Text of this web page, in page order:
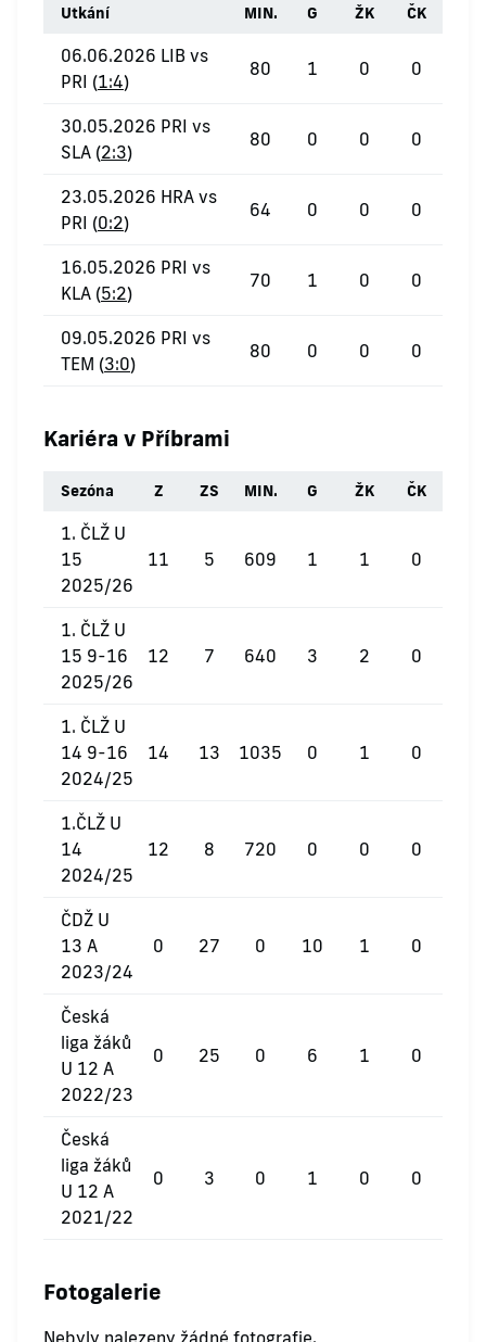
Utkání MIN. G ŽK ČK
06.06.2026 LIB vs
PRI (1:4)
80 1 0 0
30.05.2026 PRI vs
SLA (2:3)
80 0 0 0
23.05.2026 HRA vs
PRI (0:2)
64 0 0 0
16.05.2026 PRI vs
KLA (5:2)
70 1 0 0
09.05.2026 PRI vs
TEM (3:0)
80 0 0 0
Kariéra v Příbrami
Sezóna Z ZS MIN. G ŽK ČK
1. ČLŽ U
15
2025/26
11 5 609 1 1 0
1. ČLŽ U
15 9-16
2025/26
12 7 640 3 2 0
1. ČLŽ U
14 9-16
2024/25
14 13 1035 0 1 0
1.ČLŽ U
14
2024/25
12 8 720 0 0 0
ČDŽ U
13 A
2023/24
0 27 0 10 1 0
Česká
liga žáků
U 12 A
2022/23
0 25 0 6 1 0
Česká
liga žáků
U 12 A
2021/22
0 3 0 1 0 0
Fotogalerie
Nebyly nalezeny žádné fotografie.